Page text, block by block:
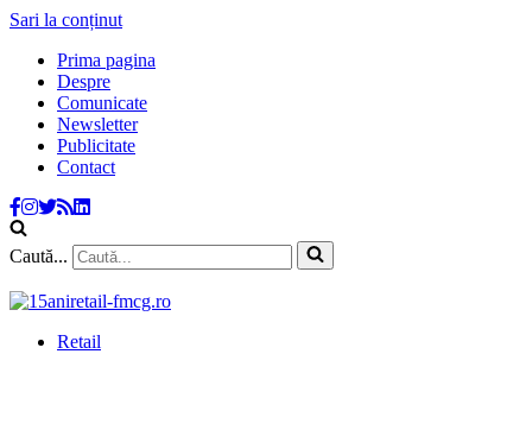
Sari la conținut
Prima pagina
Despre
Comunicate
Newsletter
Publicitate
Contact
Caută...
Retail